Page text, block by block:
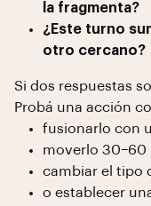
la fragmenta?
¿Este turno
otro cercano?
Si dos respuestas
Probá una acción
fusionarlo con
moverlo 30–60
cambiar el tipo
o establecer